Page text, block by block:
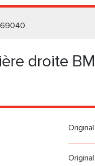
droite